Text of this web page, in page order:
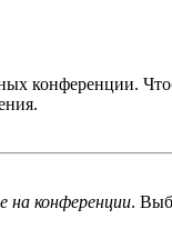
конференции.
на конференции.